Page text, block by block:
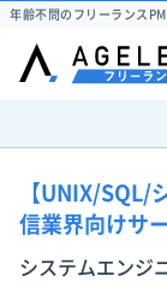
年齢不問のフリーランス
【UNIX/SQL/
信業界向けサ
システムエンジ